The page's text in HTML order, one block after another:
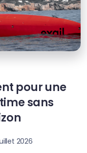
pour une
sans
2026